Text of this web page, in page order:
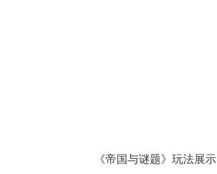
《帝国与谜题》玩法展示